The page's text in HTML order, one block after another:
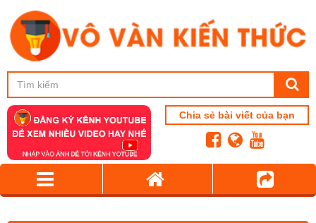
Chia sẻ bài viết của bạn